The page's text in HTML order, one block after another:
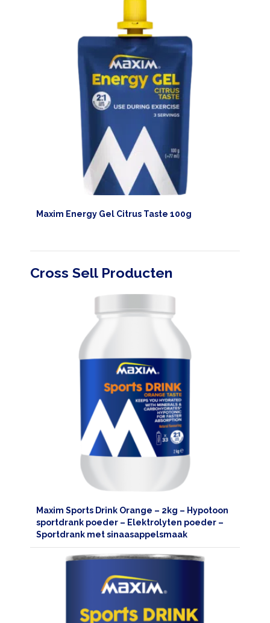
Maxim Energy Gel Citrus Taste 100g
Cross Sell Producten
Maxim Sports Drink Orange – 2kg – Hypotoon
sportdrank poeder – Elektrolyten poeder –
Sportdrank met sinaasappelsmaak